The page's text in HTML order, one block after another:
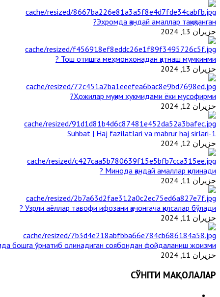
Эҳромда қандай амаллар тақиқланган?
حزيران 13, 2024
Тош отишга меҳмонхонадан қатнаш мумкинми ?
حزيران 13, 2024
Ҳожилар муқим ҳукмидами ёки мусофирми?
حزيران 12, 2024
1-Suhbat | Haj fazilatlari va mabrur haj sirlari
حزيران 12, 2024
Минода қандай амаллар қилинади ?
حزيران 11, 2024
Узрли аёллар тавофи ифозани қачонгача қилсалар бўлади ?
حزيران 11, 2024
бошга ўрнатиб олинадиган соябондан фойдаланиш жоизми ?
حزيران 11, 2024
СЎНГГИ МАҚОЛАЛАР